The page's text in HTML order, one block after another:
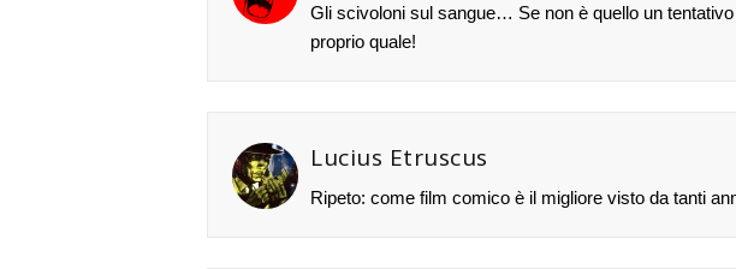
Gli scivoloni sul sangue… Se non è quello un
proprio quale!
Lucius Etruscus
Ripeto: come film comico è il migliore visto da tanti